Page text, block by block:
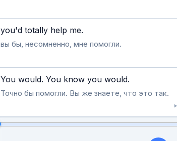
you'd totally help me.
вы бы, несомненно, мне помогли.
You would. You know you would.
Точно бы помогли. Вы же знаете, что это так.